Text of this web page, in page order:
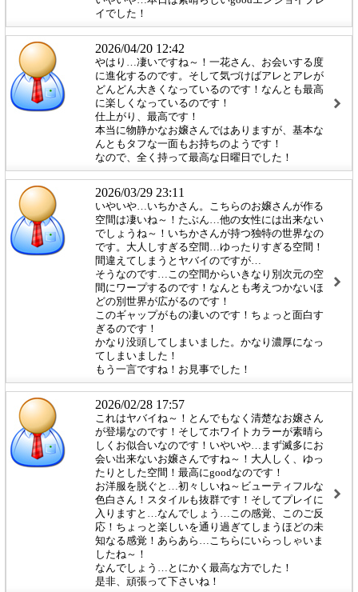
イでした！
2026/04/20 12:42
やはり…凄いですね～！一花さん、お会いする度
に進化するのです。そして気づけばアレとアレが
どんどん大きくなっているのです！なんとも最高
に楽しくなっているのです！
仕上がり、最高です！
本当に物静かなお嬢さんではありますが、基本な
んともタフな一面もお持ちのようです！
なので、全く持って最高な日曜日でした！
2026/03/29 23:11
いやいや…いちかさん。こちらのお嬢さんが作る
空間は凄いね～！たぶん…他の女性には出来ない
でしょうね～！いちかさんが持つ独特の世界なの
です。大人しすぎる空間…ゆったりすぎる空間！
間違えてしまうとヤバイのですが…
そうなのです…この空間からいきなり別次元の空
間にワープするのです！なんとも考えつかないほ
どの別世界が広がるのです！
このギャップがもの凄いのです！ちょっと面白す
ぎるのです！
かなり没頭してしまいました。かなり濃厚になっ
てしまいました！
もう一言ですね！お見事でした！
2026/02/28 17:57
これはヤバイね～！とんでもなく清楚なお嬢さん
が登場なのです！そしてホワイトカラーが素晴ら
しくお似合いなのです！いやいや…まず滅多にお
会い出来ないお嬢さんですね～！大人しく、ゆっ
たりとした空間！最高にgoodなのです！
お洋服を脱ぐと…初々しいね～ビューティフルな
色白さん！スタイルも抜群です！そしてプレイに
入りますと…なんでしょう…この感覚、このご反
応！ちょっと楽しいを通り過ぎてしまうほどの未
知なる感覚！あらあら…こちらにいらっしゃいま
したね～！
なんでしょう…とにかく最高な方でした！
是非、頑張って下さいね！